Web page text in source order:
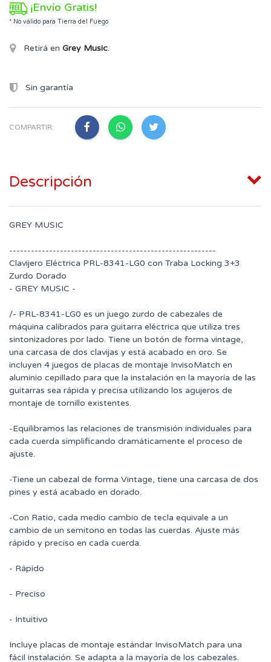
¡Envío Gratis!
* No válido para Tierra del Fuego
Retirá en Grey Music.
Sin garantía
COMPARTIR:
Descripción
GREY MUSIC
---------------------------------------------------------
Clavijero Eléctrica PRL-8341-LG0 con Traba Locking 3+3
Zurdo Dorado
- GREY MUSIC -
/- PRL-8341-LG0 es un juego zurdo de cabezales de
máquina calibrados para guitarra eléctrica que utiliza tres
sintonizadores por lado. Tiene un botón de forma vintage,
una carcasa de dos clavijas y está acabado en oro. Se
incluyen 4 juegos de placas de montaje InvisoMatch en
aluminio cepillado para que la instalación en la mayoría de las
guitarras sea rápida y precisa utilizando los agujeros de
montaje de tornillo existentes.
-Equilibramos las relaciones de transmisión individuales para
cada cuerda simplificando dramáticamente el proceso de
ajuste.
-Tiene un cabezal de forma Vintage, tiene una carcasa de dos
pines y está acabado en dorado.
-Con Ratio, cada medio cambio de tecla equivale a un
cambio de un semitono en todas las cuerdas. Ajuste más
rápido y preciso en cada cuerda.
- Rápido
- Preciso
- Intuitivo
Incluye placas de montaje estándar InvisoMatch para una
fácil instalación. Se adapta a la mayoría de los cabezales.